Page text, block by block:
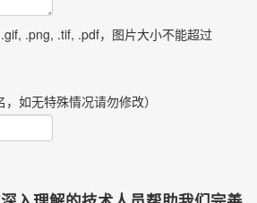
.png, .tif, .pdf，图片大小不能超过
如无特殊情况请勿修改）